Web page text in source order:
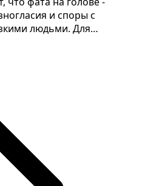
и споры с
людьми. Для